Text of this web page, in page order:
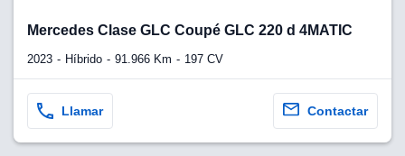
Mercedes Clase GLC Coupé GLC 220 d 4MATIC
2023 Híbrido 91.966 Km 197 CV
Llamar Contactar